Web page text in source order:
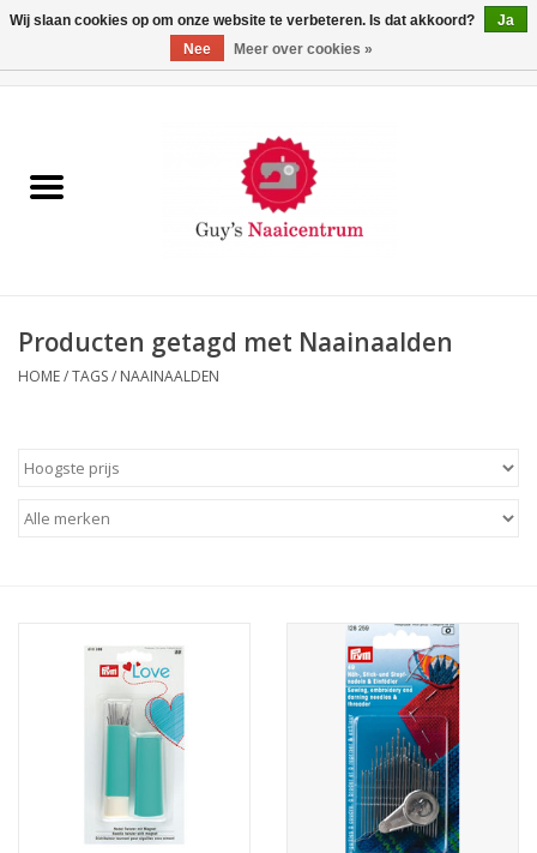
Machines
Paspoppen
Opbergsystemen
Breien en haken
Producten getagd met Naainaalden
HOME/TAGS/ NAAINAALDEN
Wij slaan cookies op om onze website te verbeteren. Is dat akkoord?
Ja
Nee
Meer over cookies »